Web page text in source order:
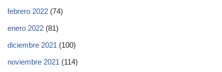
febrero 2022 (74)
enero 2022 (81)
diciembre 2021 (100)
noviembre 2021 (114)